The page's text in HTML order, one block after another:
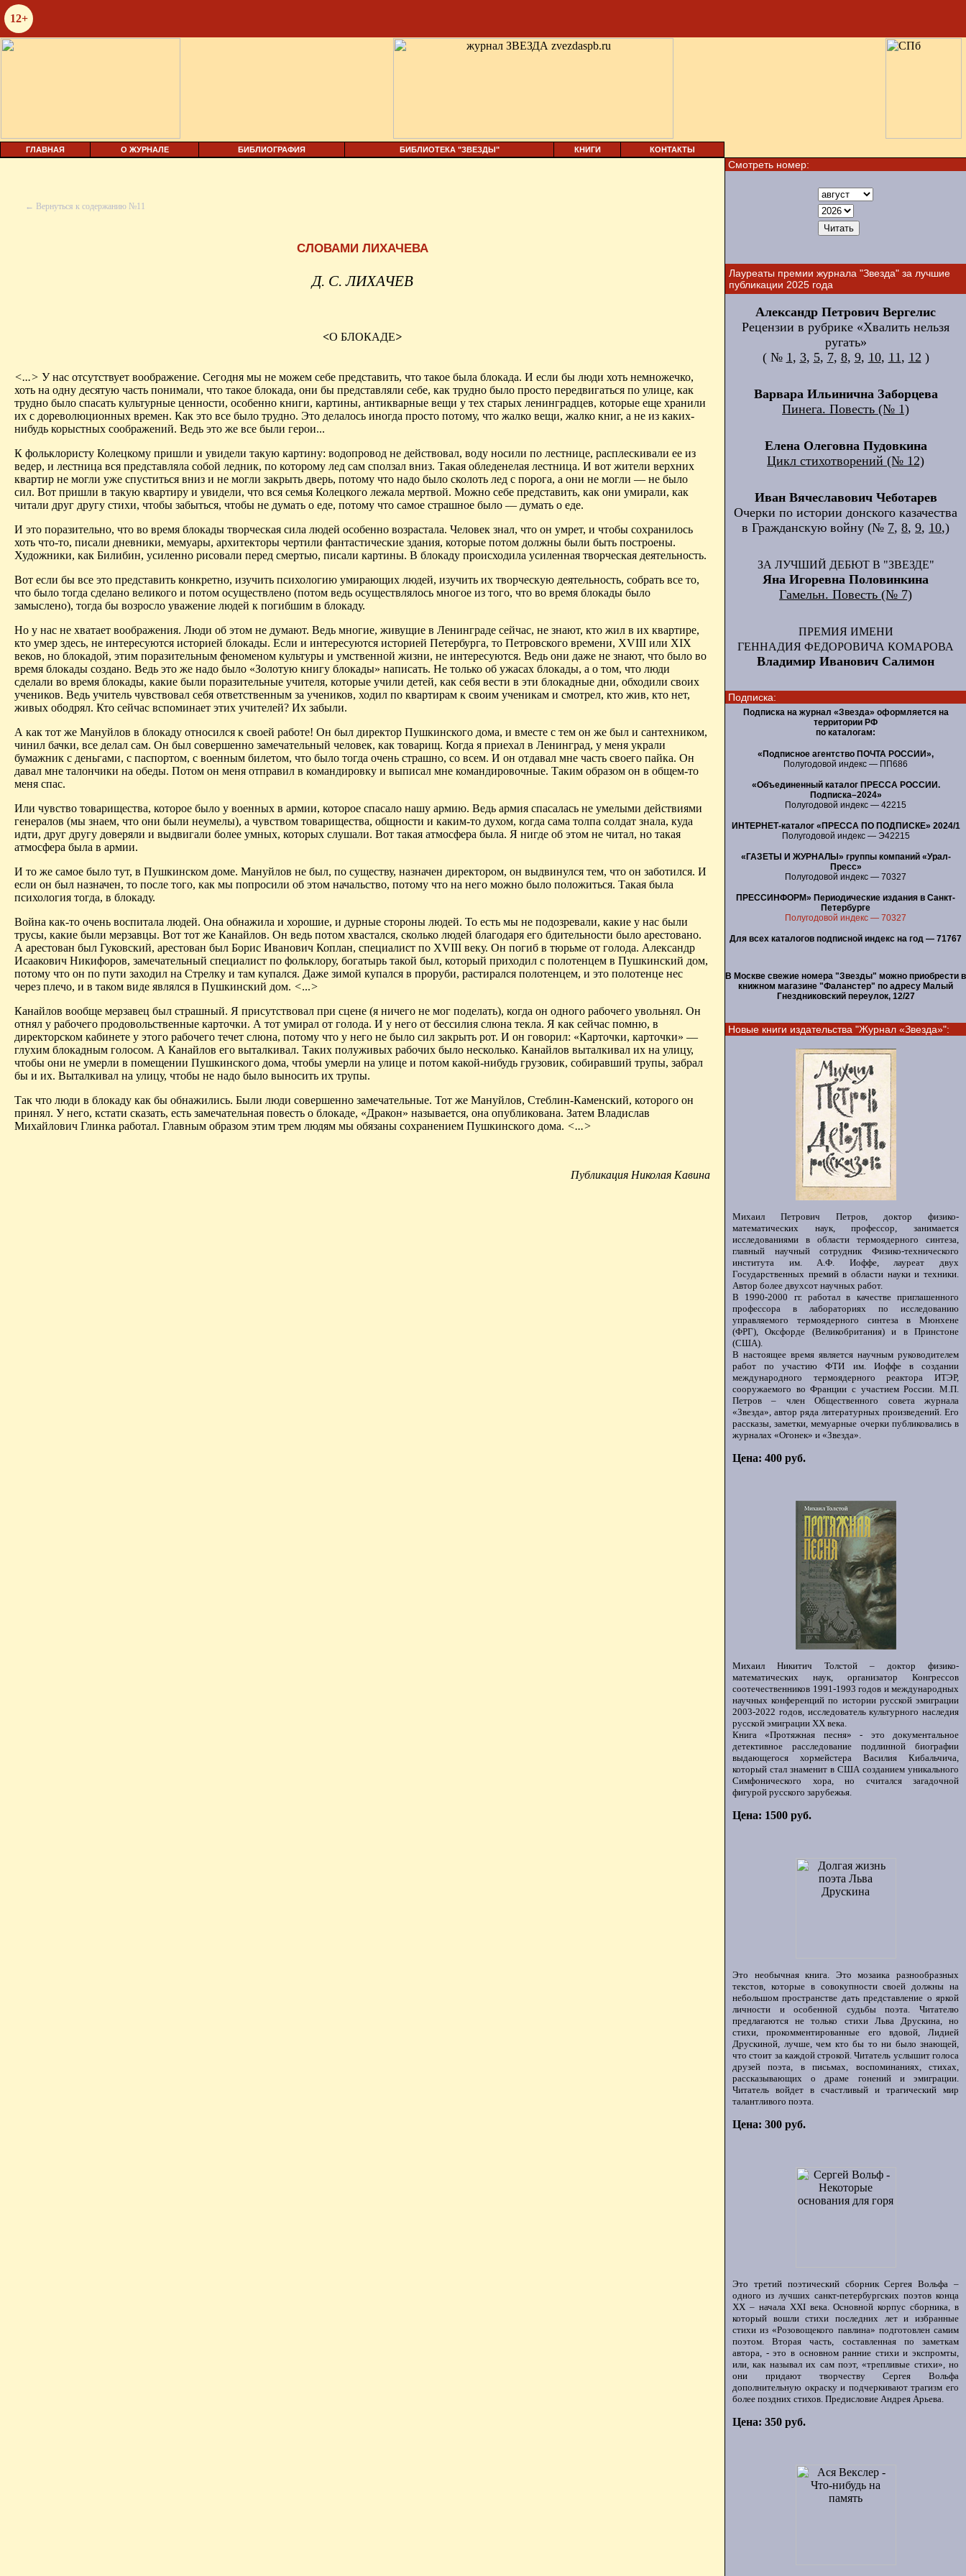
12+
ГЛАВНАЯ О ЖУРНАЛЕ БИБЛИОГРАФИЯ БИБЛИОТЕКА "ЗВЕЗДЫ" КНИГИ КОНТАКТЫ
← Вернуться к содержанию №11
СЛОВАМИ ЛИХАЧЕВА
Д. С. ЛИХАЧЕВ
<О БЛОКАДЕ>
<...> У нас отсутствует воображение. Сегодня мы не можем себе представить, что такое была блокада. И если бы люди хоть немножечко,
хоть на одну десятую часть понимали, что такое блокада, они бы представляли себе, как трудно было просто передвигаться по улице, как
трудно было спасать культурные ценности, особенно книги, картины, антикварные вещи у тех старых ленин­градцев, которые еще хранили
их с дореволюционных времен. Как это все было трудно. Это делалось иногда просто потому, что жалко вещи, жалко книг, а не из каких-
нибудь корыстных соображений. Ведь это же все были герои...
К фольклористу Колецкому пришли и увидели такую картину: водопровод не действовал, воду носили по лестнице, расплескивали ее из
ведер, и лестница вся представляла собой ледник, по которому лед сам сползал вниз. Такая обледенелая лестница. И вот жители верхних
квартир не могли уже спуститься вниз и не могли закрыть дверь, потому что надо было сколоть лед с порога, а они не могли — не было
сил. Вот пришли в такую квартиру и увидели, что вся семья Колецкого лежала мертвой. Можно себе представить, как они умирали, как
читали друг другу стихи, чтобы забыться, чтобы не думать о еде, потому что самое страшное было — думать о еде.
И это поразительно, что во время блокады творческая сила людей особенно возрастала. Человек знал, что он умрет, и чтобы сохранилось
хоть что-то, писали дневники, мемуары, архитекторы чертили фантастические здания, которые потом должны были быть построены.
Художники, как Билибин, усиленно рисовали перед смертью, писали картины. В блокаду происходила усиленная творческая деятельность.
Вот если бы все это представить конкретно, изучить психологию умирающих людей, изучить их творческую деятельность, собрать все то,
что было тогда сделано великого и потом осуществлено (потом ведь осуществлялось многое из того, что во время блокады было
замыслено), тогда бы возросло уважение людей к погибшим в блокаду.
Но у нас не хватает воображения. Люди об этом не думают. Ведь многие, живущие в Ленинграде сейчас, не знают, кто жил в их квартире,
кто умер здесь, не интересуются историей блокады. Если и интересуются историей Петер­бурга, то Петровского времени, ХVIII или ХIХ
веков, но блокадой, этим поразительным феноменом культуры и умственной жизни, не интересуются. Ведь они даже не знают, что было во
время блокады создано. Ведь это же надо было «Золотую книгу блокады» написать. Не только об ужасах блокады, а о том, что люди
сделали во время блокады, какие были поразительные учителя, которые учили детей, как себя вести в эти блокадные дни, обходили своих
учеников. Ведь учитель чувствовал себя ответственным за учеников, ходил по квартирам к своим ученикам и смотрел, кто жив, кто нет,
живых ободрял. Кто сейчас вспоминает этих учителей? Их забыли.
А как тот же Мануйлов в блокаду относился к своей работе! Он был директор Пушкинского дома, и вместе с тем он же был и сантехником,
чинил бачки, все делал сам. Он был совершенно замечательный человек, как товарищ. Когда я приехал в Ленинград, у меня украли
бумажник с деньгами, с паспортом, с военным билетом, что было тогда очень страшно, со всем. И он отдавал мне часть своего пайка. Он
давал мне талончики на обеды. Потом он меня отправил в командировку и выписал мне командировочные. Таким образом он в общем-то
меня спас.
Или чувство товарищества, которое было у военных в армии, которое спасало нашу армию. Ведь армия спасалась не умелыми действиями
генералов (мы знаем, что они были неумелы), а чувством товарищества, общности и каким-то духом, когда сама толпа солдат знала, куда
идти, друг другу доверяли и выдвигали более умных, которых слушали. Вот такая атмосфера была. Я нигде об этом не читал, но такая
атмосфера была в армии.
И то же самое было тут, в Пушкинском доме. Мануйлов не был, по существу, назначен директором, он выдвинулся тем, что он заботился. И
если он был назначен, то после того, как мы попросили об этом начальство, потому что на него можно было положиться. Такая была
психология тогда, в блокаду.
Война как-то очень воспитала людей. Она обнажила и хорошие, и дурные стороны людей. То есть мы не подозревали, какие у нас были
трусы, какие были мерзавцы. Вот тот же Канайлов. Он ведь потом хвастался, сколько людей благодаря его бдительности было арестовано.
А арестован был Гуковский, аресто­ван был Борис Иванович Коплан, специалист по ХVIII веку. Он погиб в тюрьме от голода. Александр
Исаакович Никифоров, замечательный специалист по фольклору, богатырь такой был, который приходил с полотенцем в Пушкин­ский дом,
потому что он по пути заходил на Стрелку и там купался. Даже зимой купался в проруби, растирался полотенцем, и это полотенце нес
через плечо, и в таком виде являлся в Пушкинский дом. <...>
Канайлов вообще мерзавец был страшный. Я присутствовал при сцене (я ничего не мог поделать), когда он одного рабочего увольнял. Он
отнял у рабочего продовольственные карточки. А тот умирал от голода. И у него от бессилия слюна текла. Я как сейчас помню, в
директорском кабинете у этого рабочего течет слюна, потому что у него не было сил закрыть рот. И он говорил: «Карточки, карточки» —
глухим блокадным голосом. А Канайлов его выталкивал. Таких полуживых рабочих было несколько. Канайлов выталкивал их на улицу,
чтобы они не умерли в помещении Пушкинского дома, чтобы умерли на улице и потом какой-нибудь грузовик, собиравший трупы, забрал
бы и их. Выталкивал на улицу, чтобы не надо было выносить их трупы.
Так что люди в блокаду как бы обнажились. Были люди совершенно замечательные. Тот же Мануйлов, Стеблин-Каменский, которого он
принял. У него, кстати сказать, есть замечательная повесть о блокаде, «Дракон» называется, она опубликована. Затем Владислав
Михайлович Глинка работал. Главным образом этим трем людям мы обязаны сохранением Пушкинского дома. <...>
Публикация Николая Кавина
Смотреть номер:
Лауреаты премии журнала "Звезда" за лучшие
публикации 2025 года
Александр Петрович Вергелис
Рецензии в рубрике «Хвалить нельзя
ругать»
( № 1, 3, 5, 7, 8, 9, 10, 11, 12 )
Варвара Ильинична Заборцева
Пинега. Повесть (№ 1)
Елена Олеговна Пудовкина
Цикл стихотворений (№ 12)
Иван Вячеславович Чеботарев
Очерки по истории донского казачества
в Гражданскую войну (№ 7, 8, 9, 10,)
ЗА ЛУЧШИЙ ДЕБЮТ В "ЗВЕЗДЕ"
Яна Игоревна Половинкина
Гамельн. Повесть (№ 7)
ПРЕМИЯ ИМЕНИ
ГЕННАДИЯ ФЕДОРОВИЧА КОМАРОВА
Владимир Иванович Салимон
Подписка:
Подписка на журнал «Звезда» оформляется на
территории РФ
по каталогам:
«Подписное агентство ПОЧТА РОССИИ»,
Полугодовой индекс — ПП686
«Объединенный каталог ПРЕССА РОССИИ.
Подписка–2024»
Полугодовой индекс — 42215
ИНТЕРНЕТ-каталог «ПРЕССА ПО ПОДПИСКЕ» 2024/1
Полугодовой индекс — Э42215
«ГАЗЕТЫ И ЖУРНАЛЫ» группы компаний «Урал-
Пресс»
Полугодовой индекс — 70327
ПРЕССИНФОРМ» Периодические издания в Санкт-
Петербурге
Полугодовой индекс — 70327
Для всех каталогов подписной индекс на год — 71767
В Москве свежие номера "Звезды" можно приобрести в
книжном магазине "Фаланстер" по адресу Малый
Гнездниковский переулок, 12/27
Новые книги издательства "Журнал «Звезда»":
Михаил Петрович Петров, доктор физико-
математических наук, профессор, занимается
исследованиями в области термоядерного синтеза,
главный научный сотрудник Физико-технического
института им. А.Ф. Иоффе, лауреат двух
Государственных премий в области науки и техники.
Автор более двухсот научных работ.
В 1990-2000 гг. работал в качестве приглашенного
профессора в лабораториях по исследованию
управляемого термоядерного синтеза в Мюнхене
(ФРГ), Оксфорде (Великобритания) и в Принстоне
(США).
В настоящее время является научным руководителем
работ по участию ФТИ им. Иоффе в создании
международного термоядерного реактора ИТЭР,
сооружаемого во Франции с участием России. М.П.
Петров – член Общественного совета журнала
«Звезда», автор ряда литературных произведений. Его
рассказы, заметки, мемуарные очерки публиковались в
журналах «Огонек» и «Звезда».
Цена: 400 руб.
Михаил Никитич Толстой – доктор физико-
математических наук, организатор Конгрессов
соотечественников 1991-1993 годов и международных
научных конференций по истории русской эмиграции
2003-2022 годов, исследователь культурного наследия
русской эмиграции ХХ века.
Книга «Протяжная песня» - это документальное
детективное расследование подлинной биографии
выдающегося хормейстера Василия Кибальчича,
который стал знаменит в США созданием уникального
Симфонического хора, но считался загадочной
фигурой русского зарубежья.
Цена: 1500 руб.
Это необычная книга. Это мозаика разнообразных
текстов, которые в совокупности своей должны на
небольшом пространстве дать представление о яркой
личности и особенной судьбы поэта. Читателю
предлагаются не только стихи Льва Друскина, но
стихи, прокомментированные его вдовой, Лидией
Друскиной, лучше, чем кто бы то ни было знающей,
что стоит за каждой строкой. Читатель услышит голоса
друзей поэта, в письмах, воспоминаниях, стихах,
рассказывающих о драме гонений и эмиграции.
Читатель войдет в счастливый и трагический мир
талантливого поэта.
Цена: 300 руб.
Это третий поэтический сборник Сергея Вольфа –
одного из лучших санкт-петербургских поэтов конца
ХХ – начала XXI века. Основной корпус сборника, в
который вошли стихи последних лет и избранные
стихи из «Розовощекого павлина» подготовлен самим
поэтом. Вторая часть, составленная по заметкам
автора, - это в основном ранние стихи и экспромты,
или, как называл их сам поэт, «трепливые стихи», но
они придают творчеству Сергея Вольфа
дополнительную окраску и подчеркивают трагизм его
более поздних стихов. Предисловие Андрея Арьева.
Цена: 350 руб.